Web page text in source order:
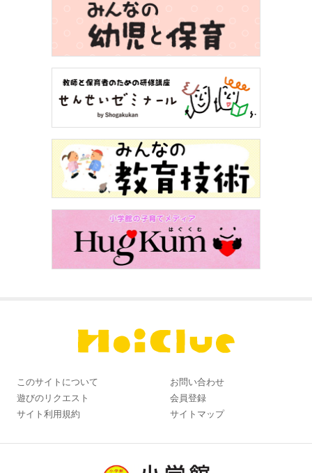
このサイトについて
お問い合わせ
遊びのリクエスト
会員登録
サイト利用規約
サイトマップ